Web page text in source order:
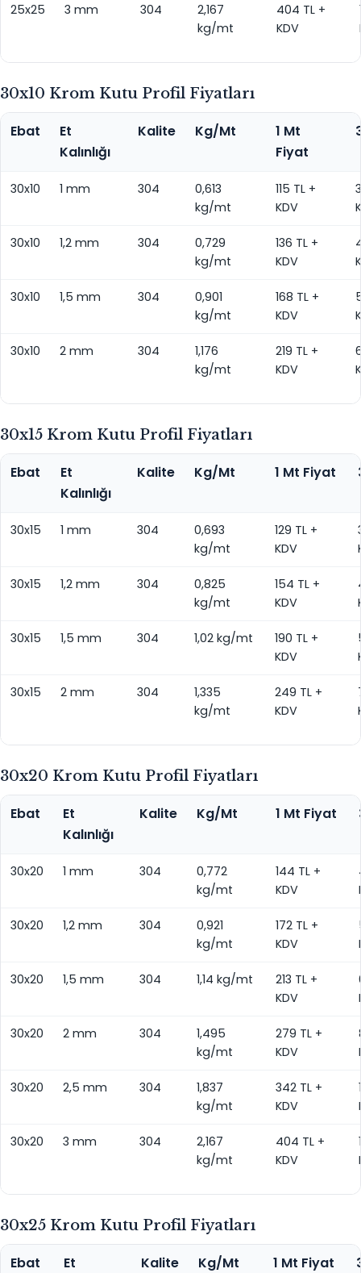
25x25 3 mm 304
2,167
kg/mt
404 TL +
KDV
30x10 Krom Kutu Profil Fiyatları
Ebat
Et
Kalınlığı
Kalite Kg/Mt
1 Mt
Fiyat
30x10 1 mm 304
0,613
kg/mt
115 TL +
KDV
30x10 1,2 mm 304
0,729
kg/mt
136 TL +
KDV
30x10 1,5 mm 304
0,901
kg/mt
168 TL +
KDV
30x10 2 mm 304
1,176
kg/mt
219 TL +
KDV
30x15 Krom Kutu Profil Fiyatları
Ebat
Et
Kalınlığı
Kalite Kg/Mt 1 Mt Fiyat
30x15 1 mm 304
0,693
kg/mt
129 TL +
KDV
30x15 1,2 mm 304
0,825
kg/mt
154 TL +
KDV
30x15 1,5 mm 304 1,02 kg/mt
190 TL +
KDV
30x15 2 mm 304
1,335
kg/mt
249 TL +
KDV
30x20 Krom Kutu Profil Fiyatları
Ebat
Et
Kalınlığı
Kalite Kg/Mt 1 Mt Fiyat
30x20 1 mm 304
0,772
kg/mt
144 TL +
KDV
30x20 1,2 mm 304
0,921
kg/mt
172 TL +
KDV
30x20 1,5 mm 304 1,14 kg/mt
213 TL +
KDV
30x20 2 mm 304
1,495
kg/mt
279 TL +
KDV
30x20 2,5 mm 304
1,837
kg/mt
342 TL +
KDV
30x20 3 mm 304
2,167
kg/mt
404 TL +
KDV
30x25 Krom Kutu Profil Fiyatları
Ebat
Et
Kalite Kg/Mt 1 Mt Fiyat